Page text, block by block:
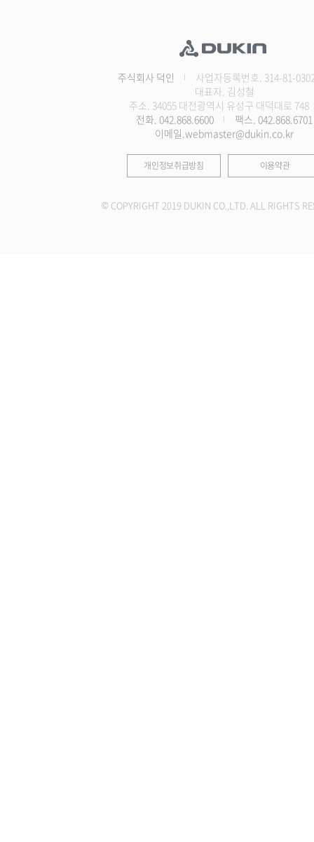
주식회사 덕인
사업자등록번호. 314-81-
대표자. 김성철
주소. 34055 대전광역시 유성구 대덕대로 748
전화. 042.868.6600
팩스. 042.868.6701
이메일.webmaster@dukin.co.kr
개인정보취급방침 이용약관
© COPYRIGHT 2019 DUKIN CO.,LTD. ALL RIGHTS